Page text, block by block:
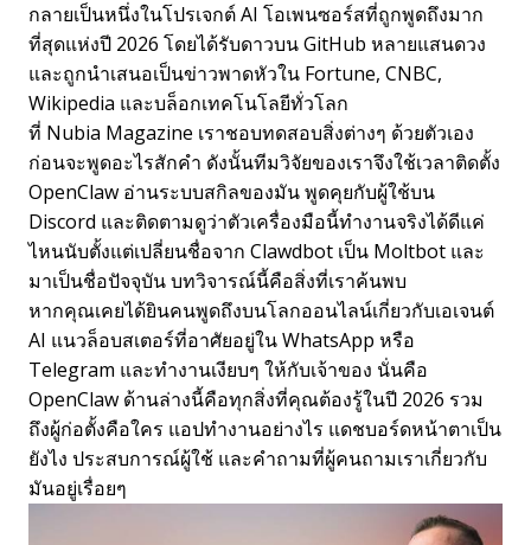
กลายเป็นหนึ่งในโปรเจกต์ AI โอเพนซอร์สที่ถูกพูดถึงมาก
ที่สุดแห่งปี 2026 โดยได้รับดาวบน GitHub หลายแสนดวง
และถูกนำเสนอเป็นข่าวพาดหัวใน Fortune, CNBC,
Wikipedia และบล็อกเทคโนโลยีทั่วโลก
ที่ Nubia Magazine เราชอบทดสอบสิ่งต่างๆ ด้วยตัวเอง
ก่อนจะพูดอะไรสักคำ ดังนั้นทีมวิจัยของเราจึงใช้เวลาติดตั้ง
OpenClaw อ่านระบบสกิลของมัน พูดคุยกับผู้ใช้บน
Discord และติดตามดูว่าตัวเครื่องมือนี้ทำงานจริงได้ดีแค่
ไหนนับตั้งแต่เปลี่ยนชื่อจาก Clawdbot เป็น Moltbot และ
มาเป็นชื่อปัจจุบัน บทวิจารณ์นี้คือสิ่งที่เราค้นพบ
หากคุณเคยได้ยินคนพูดถึงบนโลกออนไลน์เกี่ยวกับเอเจนต์
AI แนวล็อบสเตอร์ที่อาศัยอยู่ใน WhatsApp หรือ
Telegram และทำงานเงียบๆ ให้กับเจ้าของ นั่นคือ
OpenClaw ด้านล่างนี้คือทุกสิ่งที่คุณต้องรู้ในปี 2026 รวม
ถึงผู้ก่อตั้งคือใคร แอปทำงานอย่างไร แดชบอร์ดหน้าตาเป็น
ยังไง ประสบการณ์ผู้ใช้ และคำถามที่ผู้คนถามเราเกี่ยวกับ
มันอยู่เรื่อยๆ